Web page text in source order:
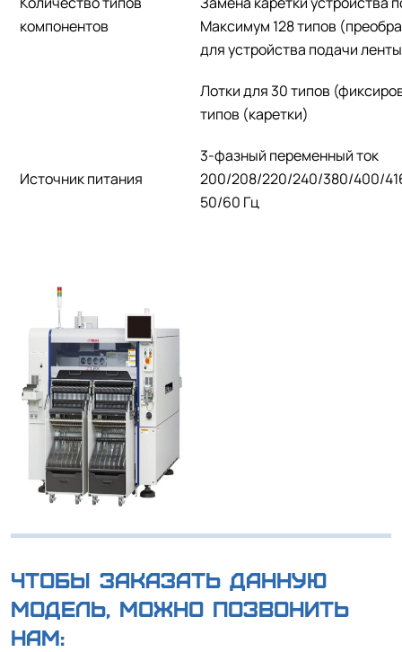
компонентов
Максимум 128 типов
для устройства подачи
Лотки для 30 типов
типов (каретки)
Источник питания
3-фазный переменный ток
200/208/220/240/380/400/
50/60 Гц
Чтобы заказать данную
модель, можно позвонить
нам: